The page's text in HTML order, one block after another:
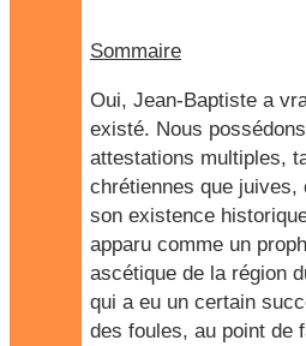
Sommaire
Oui, Jean-Baptiste a
existé. Nous
attestations multiples,
chrétiennes que juives,
son existence
apparu comme un
ascétique de la région
qui a eu un certain
des foules, au point de